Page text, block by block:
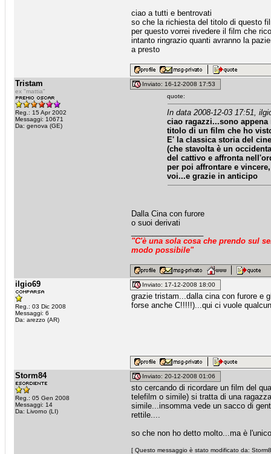
ciao a tutti e bentrovati
so che la richiesta del titolo di questo
per questo vorrei rivedere il film che
intanto ringrazio quanti avranno la
a presto
Tristam
ex "mattia"
Reg.: 15 Apr 2002
Messaggi: 10671
Da: genova (GE)
Inviato: 16-12-2008 17:53
quote:
In data 2008-12-03 17:51,
ciao ragazzi...sono
titolo di un film che ho
E' la classica storia del
(che stavolta è un
del cattivo e affronta
per poi affrontare e
voi...e grazie in anticipo
Dalla Cina con furore
o suoi derivati
"C'è una sola cosa che prendo sul
modo possibile"
ilgio69
Reg.: 03 Dic 2008
Messaggi: 6
Da: arezzo (AR)
Inviato: 17-12-2008 18:00
grazie tristam...dalla cina con furore e
forse anche C!!!!!)...qui ci vuole
Storm84
Reg.: 05 Gen 2008
Messaggi: 14
Da: Livorno (LI)
Inviato: 20-12-2008 01:06
sto cercando di ricordare un film del
telefilm o simile) si tratta di una
simile...insomma vede un sacco di
rettile....
so che non ho detto molto...ma è
[ Questo messaggio è stato modificato da: